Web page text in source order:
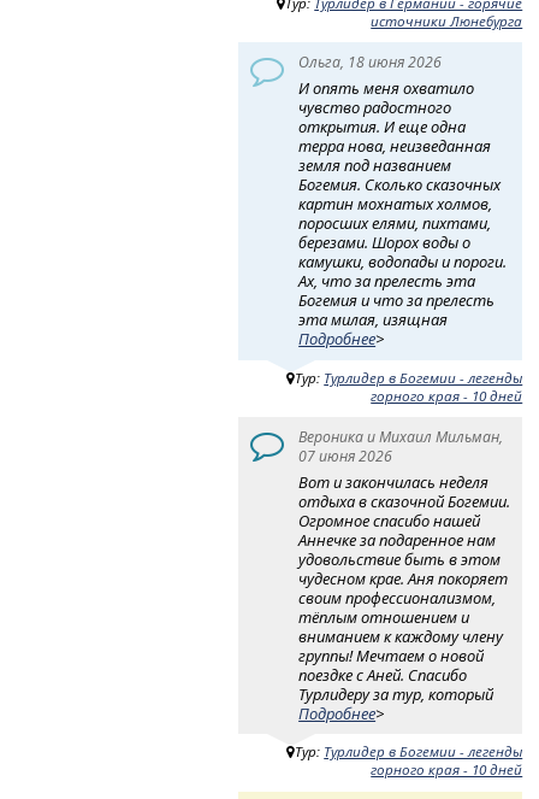
источники Люнебурга
Ольга, 18 июня 2026
И опять меня охватило
чувство радостного
открытия. И еще одна
терра нова, неизведанная
земля под названием
Богемия. Сколько сказочных
картин мохнатых холмов,
поросших елями, пихтами,
березами. Шорох воды о
камушки, водопады и пороги.
Ах, что за прелесть эта
Богемия и что за прелесть
эта милая, изящная
Подробнее>
Тур: Турлидер в Богемии - легенды
горного края - 10 дней
Вероника и Михаил Мильман,
07 июня 2026
Вот и закончилась неделя
отдыха в сказочной Богемии.
Огромное спасибо нашей
Аннечке за подаренное нам
удовольствие быть в этом
чудесном крае. Аня покоряет
своим профессионализмом,
тёплым отношением и
вниманием к каждому члену
группы! Мечтаем о новой
поездке с Аней. Спасибо
Турлидеру за тур, который
Подробнее>
Тур: Турлидер в Богемии - легенды
горного края - 10 дней